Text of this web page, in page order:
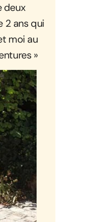
deux
2 ans qui
moi au
»